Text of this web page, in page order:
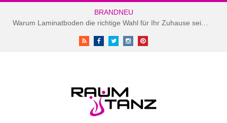
BRANDNEU
Warum Laminatboden die richtige Wahl für Ihr Zuhause sein könnte
RSS FacebookTwitterinstagramPinterest